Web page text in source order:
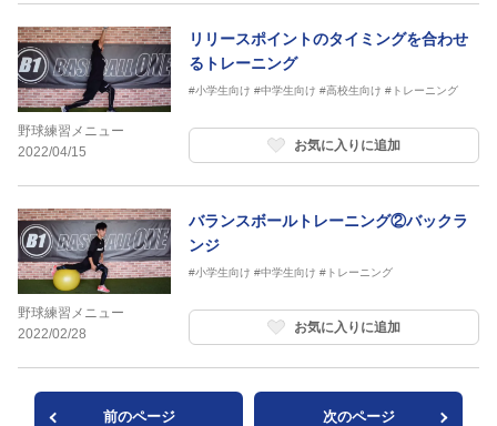
野球練習メニュー
2022/04/15
リリースポイントのタイミングを合わせ
るトレーニング
#小学生向け #中学生向け #高校生向け #トレーニング
お気に入りに追加
野球練習メニュー
2022/02/28
バランスボールトレーニング②バックラ
ンジ
#小学生向け #中学生向け #トレーニング
お気に入りに追加
前のページ 次のページ